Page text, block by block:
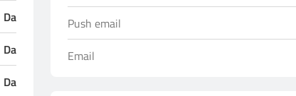
Da
Da
Da
Push email
Email